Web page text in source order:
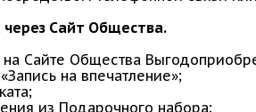
через Сайт Общества.
Сайте Общества
на впечатление»;
из Подарочного набора;